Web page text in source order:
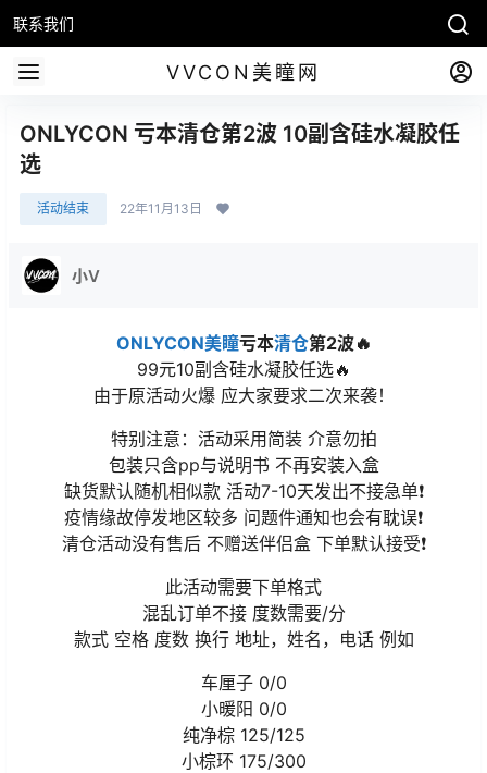
联系我们
VVCON美瞳网
ONLYCON 亏本清仓第2波 10副含硅水凝胶任
选
活动结束 22年11月13日
小V
ONLYCON美瞳亏本清仓第2波🔥
99元10副含硅水凝胶任选🔥
由于原活动火爆 应大家要求二次来袭！
特别注意：活动采用简装 介意勿拍
包装只含pp与说明书 不再安装入盒
缺货默认随机相似款 活动7-10天发出不接急单❗️
疫情缘故停发地区较多 问题件通知也会有耽误❗️
清仓活动没有售后 不赠送伴侣盒 下单默认接受❗️
此活动需要下单格式
混乱订单不接 度数需要/分
款式 空格 度数 换行 地址，姓名，电话 例如
车厘子 0/0
小暖阳 0/0
纯净棕 125/125
小棕环 175/300